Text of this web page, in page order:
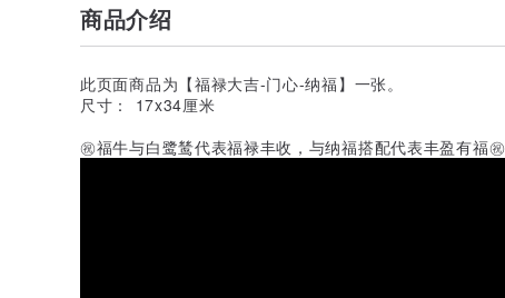
商品介绍
此页面商品为【福禄大吉-门心-纳福】一张。
尺寸： 17x34厘米
㊗️福牛与白鹭鸶代表福禄丰收，与纳福搭配代表丰盈有福㊗️